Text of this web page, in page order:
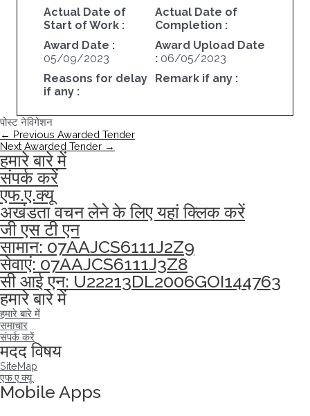
Actual Date of
Start of Work :
Actual Date of
Completion :
Award Date :
05/09/2023
Award Upload Date
: 06/05/2023
Reasons for delay
if any :
Remark if any :
पोस्ट नेविगेशन
← Previous Awarded Tender
Next Awarded Tender →
हमारे बारे में
संपर्क करें
एफ.ए.क्यू
अखंडता वचन लेने के लिए यहां क्लिक करें
जी एस टी एन
सामान: 07AAJCS6111J2Z9
सेवाएं: 07AAJCS6111J3Z8
सी आई एन: U22213DL2006GOI144763
हमारे बारे में
हमारे बारे में
समाचार
संपर्क करें
मदद विषय
SiteMap
एफ.ए.क्यू
Mobile Apps